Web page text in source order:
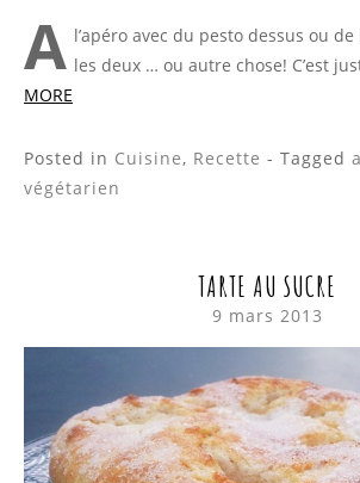
A l’apéro avec du pesto dessus ou
les deux … ou autre chose! C’est
MORE
Posted in Cuisine, Recette - Tagged
végétarien
TARTE AU SUCRE
9 mars 2013